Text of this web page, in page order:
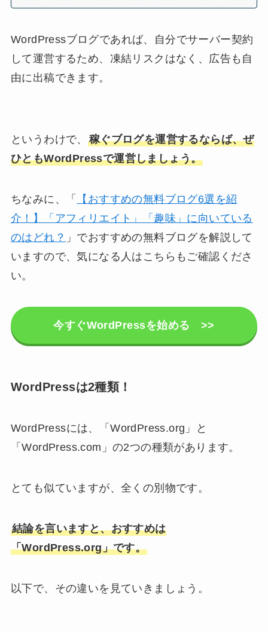
WordPressブログであれば、自分でサーバー契約
して運営するため、凍結リスクはなく、広告も自
由に出稿できます。
というわけで、 稼ぐブログを運営するならば、ぜ
ひともWordPressで運営しましょう。
ちなみに、「
【おすすめの無料ブログ6選を紹
介！】「アフィリエイト」「趣味」に向いている
のはどれ？ 」でおすすめの無料ブログを解説して
いますので、気になる人はこちらもご確認くださ
い。
今すぐWordPressを始める >>
WordPressは2種類！
WordPressには、「WordPress.org」と
「WordPress.com」の2つの種類があります。
とても似ていますが、全くの別物です。
結論を言いますと、おすすめは
「WordPress.org」です。
以下で、その違いを見ていきましょう。